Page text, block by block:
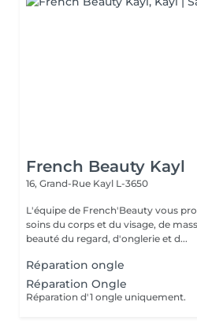
French Beauty Kayl
16, Grand-Rue Kayl L-3650
L'équipe de French'Beauty vous
soins du corps et du visage, de
beauté du regard, d'onglerie et d...
Réparation ongle
Réparation Ongle
Réparation d'1 ongle uniquement.